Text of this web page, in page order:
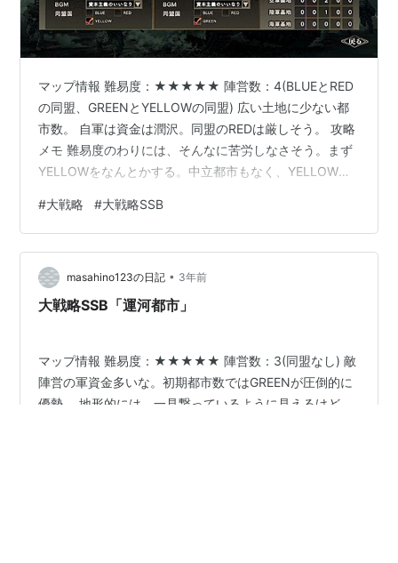
マップ情報 難易度：★★★★★ 陣営数：4(BLUEとRED
の同盟、GREENとYELLOWの同盟) 広い土地に少ない都
市数。 自軍は資金は潤沢。同盟のREDは厳しそう。 攻略
メモ 難易度のわりには、そんなに苦労しなさそう。まず
YELLOWをなんとかする。中立都市もなく、YELLOWは
の首都は河に囲まれているので、攻めづらいが、まぁな
んとか。 その後、GREENの都市を取りながら攻めていく
のだが、このマップではGREENのみが空軍を持てるの
で、ちょこちょこ飛んできて厄介。 同盟のREDがGREEN
とやりあってくれるので、なんとか耐えられる…
#大戦略 #大戦略SSB
masahino123の日記 • 3年前
大戦略SSB「運河都市」